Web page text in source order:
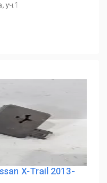
уч.1
X-Trail 2013-